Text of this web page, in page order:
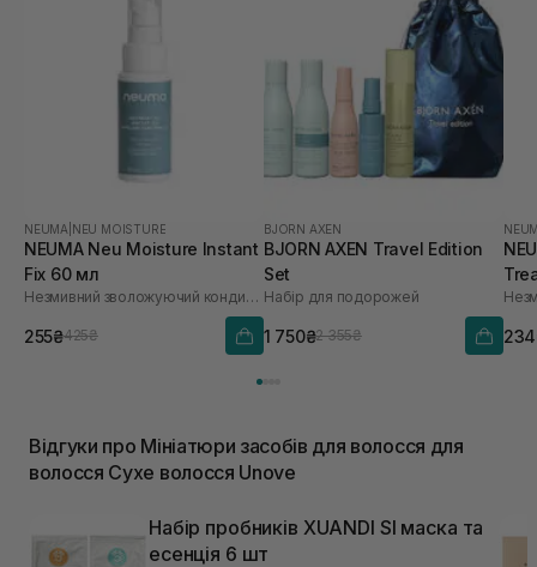
NEUMA NEU MOISTURE
NEUMA Neu Moisture Instant
Fix 60 мл
Незмивний зволожуючий кондиціонер для живлення та розплутування волосся
255₴425₴
BJORN AXEN
BJORN AXEN Travel Edition
Set
Набір для подорожей
1 750₴2 355₴
Відгуки про Мініатюри засобів для волосся для
волосся Сухе волосся Unove
Набір пробників XUANDI SI маска та
есенція 6 шт